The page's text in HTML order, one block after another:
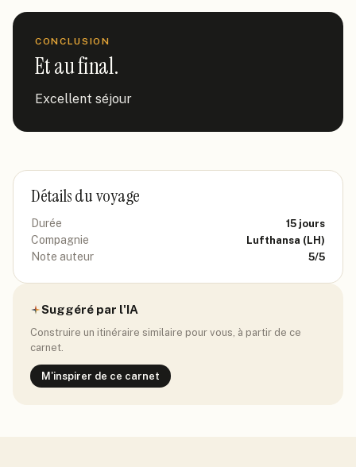
CONCLUSION
Et au final.
Excellent séjour
Détails du voyage
Durée 15 jours
Compagnie Lufthansa (LH)
Note auteur 5/5
Suggéré par l'IA
Construire un itinéraire similaire pour vous, à partir de ce
carnet.
M'inspirer de ce carnet